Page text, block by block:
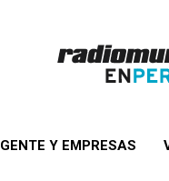
GENTE Y EMPRESAS